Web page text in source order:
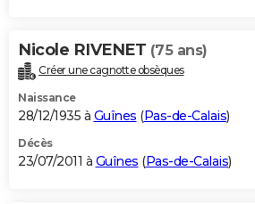
Nicole RIVENET (75 ans)
Créer une cagnotte obsèques
Naissance
28/12/1935 à Guînes (Pas-de-Calais)
Décès
23/07/2011 à Guînes (Pas-de-Calais)